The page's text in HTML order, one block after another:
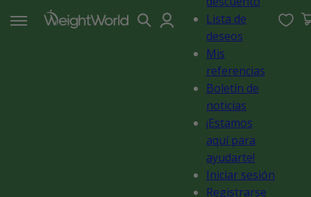
Iniciar
sesión
Lista de
deseos
Mis
referencias
Boletín de
noticias
¡Estamos
aquí para
ayudarte!
Iniciar sesión
Registrarse